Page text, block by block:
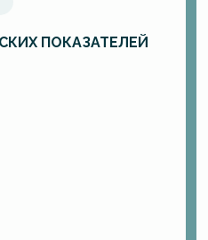
ПОКАЗАТЕЛЕЙ